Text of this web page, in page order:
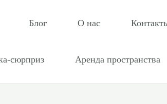
Блог О нас
сюрприз Аренда пространства